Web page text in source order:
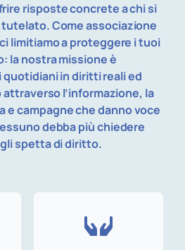
risposte concrete a chi si
Come associazione
limitiamo a proteggere i tuoi
la nostra missione è
in diritti reali ed
l’informazione, la
e campagne che danno voce
debba più chiedere
spetta di diritto.